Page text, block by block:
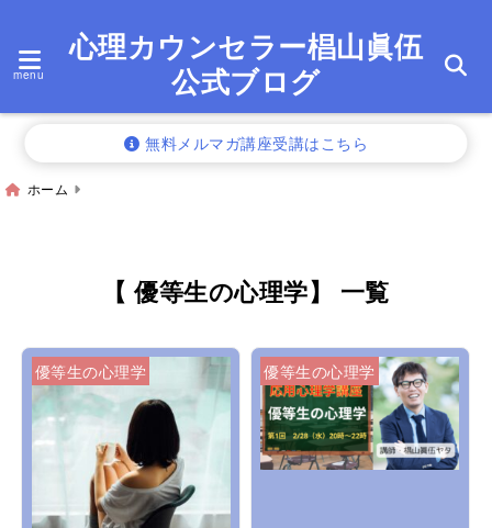
menu
心理カウンセラー椙山眞伍
公式ブログ
無料メルマガ講座受講はこちら
ホーム
【 優等生の心理学】 一覧
優等生の心理学 優等生の心理学